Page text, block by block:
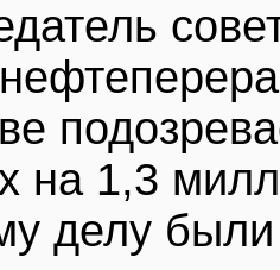
на 1,3
делу